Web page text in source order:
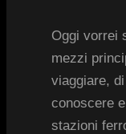
Oggi vorrei
mezzi
viaggiare,
conoscere
stazioni